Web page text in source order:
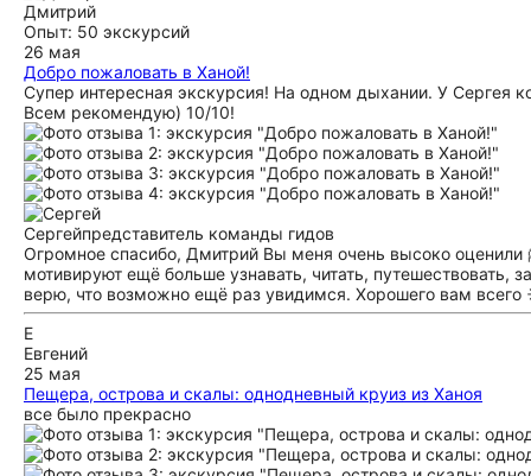
Дмитрий
Опыт: 50 экскурсий
26 мая
Добро пожаловать в Ханой!
Супер интересная экскурсия! На одном дыхании. У Сергея
Всем рекомендую) 10/10!
Сергейпредставитель команды гидов
Огромное спасибо, Дмитрий Вы меня очень высоко оценили
мотивируют ещё больше узнавать, читать, путешествовать,
верю, что возможно ещё раз увидимся. Хорошего вам
Е
Евгений
25 мая
Пещера, острова и скалы: однодневный круиз из Ханоя
все было прекрасно